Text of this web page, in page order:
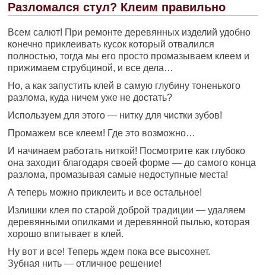
Разломался стул? Клеим правильно
Всем салют! При ремонте деревянных изделий удобно
конечно приклеивать кусок который отвалился
полностью, тогда мы его просто промазываем клеем и
прижимаем струбциной, и все дела…
Но, а как запустить клей в самую глубину тоненького
разлома, куда ничем уже не достать?
Используем для этого — нитку для чистки зубов!
Промажем все клеем! Где это возможно…
И начинаем работать ниткой! Посмотрите как глубоко
она заходит благодаря своей форме — до самого конца
разлома, промазывая самые недоступные места!
А теперь можно приклеить и все остальное!
Излишки клея по старой доброй традиции — удаляем
деревянными опилками и деревянной пылью, которая
хорошо впитывает в клей.
Ну вот и все! Теперь ждем пока все высохнет.
Зубная нить — отличное решение!